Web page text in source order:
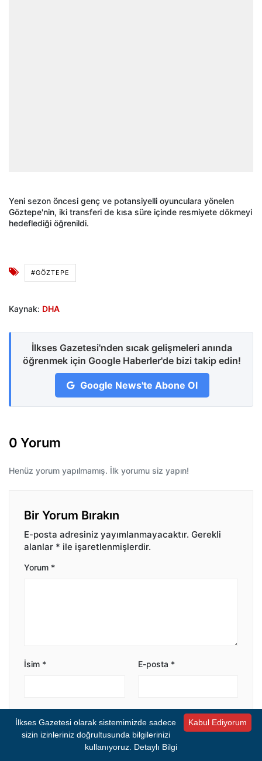
Yeni sezon öncesi genç ve potansiyelli oyunculara yönelen
Göztepe'nin, iki transferi de kısa süre içinde resmiyete dökmeyi
hedeflediği öğrenildi.
#GÖZTEPE
Kaynak: DHA
İlkses Gazetesi'nden sıcak gelişmeleri anında
öğrenmek için Google Haberler'de bizi takip edin!
Google News'te Abone Ol
0 Yorum
Henüz yorum yapılmamış. İlk yorumu siz yapın!
Bir Yorum Bırakın
E-posta adresiniz yayımlanmayacaktır. Gerekli
alanlar * ile işaretlenmişlerdir.
Yorum *
İsim * E-posta *
Bir dahaki sefere yorum yaptığımda kullanılmak
üzere adımı ve e-posta adresimi bu tarayıcıya
kaydet.
Kabul Ediyorum
İlkses Gazetesi olarak sistemimizde sadece
sizin izinleriniz doğrultusunda bilgilerinizi
kullanıyoruz. Detaylı Bilgi